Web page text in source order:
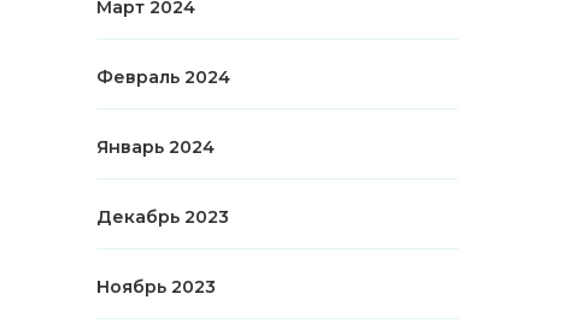
Март 2024
Февраль 2024
Январь 2024
Декабрь 2023
Ноябрь 2023